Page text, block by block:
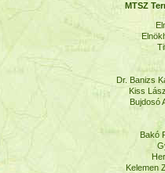
MTSZ
Dr. Banizs
Kiss
Bujdosó
Bakó
Kelemen